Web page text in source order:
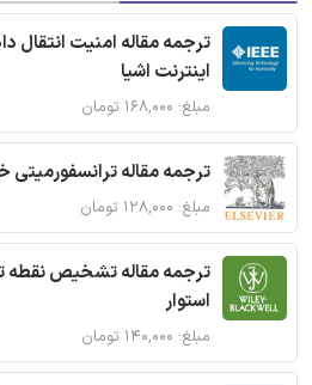
اینترنت اشیا
مبلغ: ۱۶۸,۰۰۰ تومان
ترجمه مقاله
مبلغ: ۱۲۸,۰۰۰ تومان
ترجمه مقاله تشخیص نقطه
استوار
مبلغ: ۱۴۰,۰۰۰ تومان